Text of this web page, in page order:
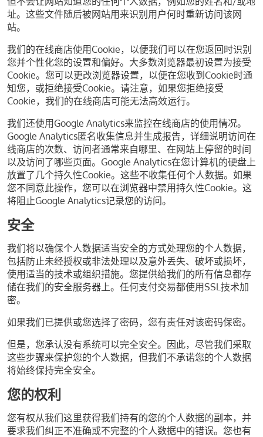
址。这些文件随后被网站用来识别用户何时重新访问该网
站。
我们的在线商店使用Cookie，以便我们可以在您返回时识别
您并个性化您的设置和偏好。大多数浏览器最初设置为接受
Cookie。您可以更改浏览器设置，以便在您收到Cookie时通
知您，或拒绝接受Cookie。请注意，如果您拒绝接受
Cookie，我们的在线商店可能无法高效运行。
我们还使用Google Analytics来监控在线商店的使用情况。
Google Analytics匿名收集信息并生成报告，详细说明访问在
线商店的次数、访问者通常来自哪里、在网站上停留的时间
以及访问了哪些页面。Google Analytics在您计算机的硬盘上
放置了几个持久性Cookie。这些不收集任何个人数据。如果
您不同意此操作，您可以在浏览器中禁用持久性Cookie。这
将阻止Google Analytics记录您的访问。
安全
我们将以确保个人数据适当安全的方式处理您的个人数据，
包括防止未经授权或非法处理以及意外丢失、破坏或损坏，
使用适当的技术或组织措施。您提供给我们的所有信息都存
储在我们的安全服务器上。任何支付交易都使用SSL技术加
密。
如果我们已提供或您选择了密码，您有责任对该密码保密。
但是，您承认没有系统可以完全安全。因此，尽管我们采取
这些步骤来保护您的个人数据，但我们不承诺您的个人数据
将始终保持完全安全。
您的权利
您有权从我们这里获得我们持有的您的个人数据的副本，并
要求我们纠正不准确或不完整的个人数据中的错误。您也有